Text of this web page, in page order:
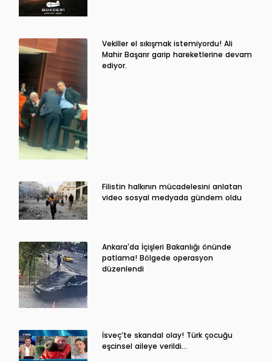
Vekiller el sıkışmak istemiyordu! Ali
Mahir Başarır garip hareketlerine devam
ediyor.
Filistin halkının mücadelesini anlatan
video sosyal medyada gündem oldu
Ankara'da İçişleri Bakanlığı önünde
patlama! Bölgede operasyon
düzenlendi
İsveç’te skandal olay! Türk çocuğu
eşcinsel aileye verildi…